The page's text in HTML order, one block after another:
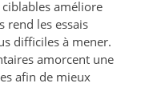
améliore
rend les essais
difficiles à mener.
amorcent une
afin de mieux